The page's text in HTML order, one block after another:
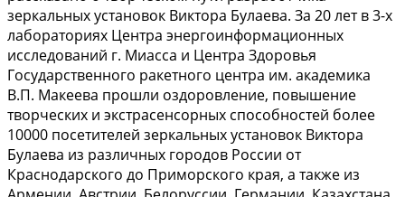
зеркальных установок Виктора Булаева. За 20 лет в 3-х
лабораториях Центра энергоинформационных
исследований г. Миасса и Центра Здоровья
Государственного ракетного центра им. академика
В.П. Макеева прошли оздоровление, повышение
творческих и экстрасенсорных способностей более
10000 посетителей зеркальных установок Виктора
Булаева из различных городов России от
Краснодарского до Приморского края, а также из